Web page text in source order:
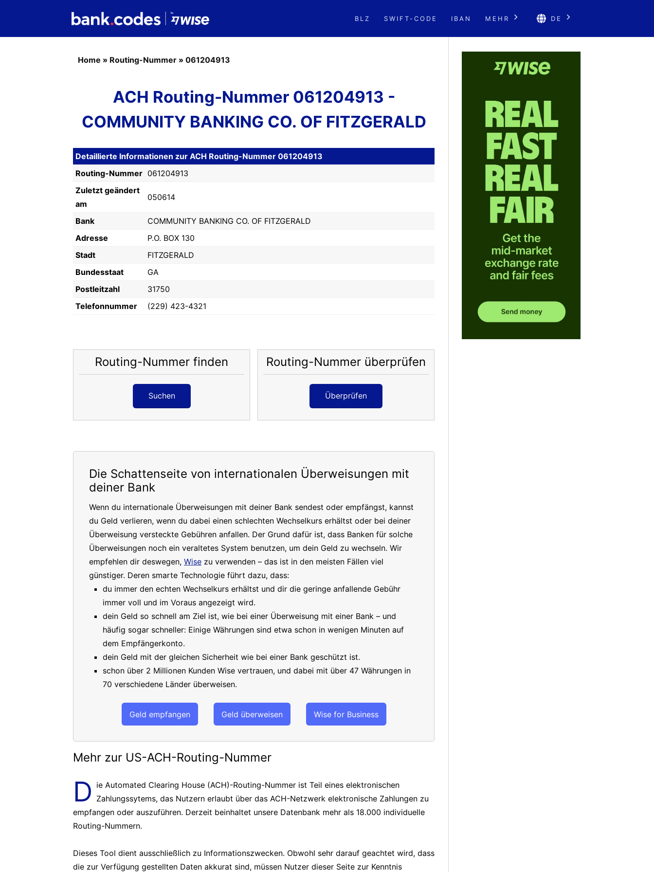
BLZ SWIFT-CODE IBAN MEHR DE
Home » Routing-Nummer » 061204913
ACH Routing-Nummer 061204913 -
COMMUNITY BANKING CO. OF FITZGERALD
Detaillierte Informationen zur ACH Routing-Nummer 061204913
Routing-Nummer 061204913
Zuletzt geändert
am
050614
Bank
COMMUNITY BANKING CO. OF FITZGERALD
Adresse
P.O. BOX 130
Stadt
FITZGERALD
Bundesstaat
GA
Postleitzahl
31750
Telefonnummer
(229) 423-4321
Routing-Nummer finden
Suchen
Routing-Nummer überprüfen
Überprüfen
Die Schattenseite von internationalen Überweisungen mit
deiner Bank
Wenn du internationale Überweisungen mit deiner Bank sendest oder empfängst, kannst
du Geld verlieren, wenn du dabei einen schlechten Wechselkurs erhältst oder bei deiner
Überweisung versteckte Gebühren anfallen. Der Grund dafür ist, dass Banken für solche
Überweisungen noch ein veraltetes System benutzen, um dein Geld zu wechseln. Wir
empfehlen dir deswegen, Wise zu verwenden – das ist in den meisten Fällen viel
günstiger. Deren smarte Technologie führt dazu, dass:
du immer den echten Wechselkurs erhältst und dir die geringe anfallende Gebühr
immer voll und im Voraus angezeigt wird.
dein Geld so schnell am Ziel ist, wie bei einer Überweisung mit einer Bank – und
häufig sogar schneller: Einige Währungen sind etwa schon in wenigen Minuten auf
dem Empfängerkonto.
dein Geld mit der gleichen Sicherheit wie bei einer Bank geschützt ist.
schon über 2 Millionen Kunden Wise vertrauen, und dabei mit über 47 Währungen in
70 verschiedene Länder überweisen.
Geld empfangen Geld überweisen Wise for Business
Mehr zur US-ACH-Routing-Nummer
D ie Automated Clearing House (ACH)-Routing-Nummer ist Teil eines elektronischen
Zahlungssytems, das Nutzern erlaubt über das ACH-Netzwerk elektronische Zahlungen zu
empfangen oder auszuführen. Derzeit beinhaltet unsere Datenbank mehr als 18.000 individuelle
Routing-Nummern.
Dieses Tool dient ausschließlich zu Informationszwecken. Obwohl sehr darauf geachtet wird, dass
die zur Verfügung gestellten Daten akkurat sind, müssen Nutzer dieser Seite zur Kenntnis